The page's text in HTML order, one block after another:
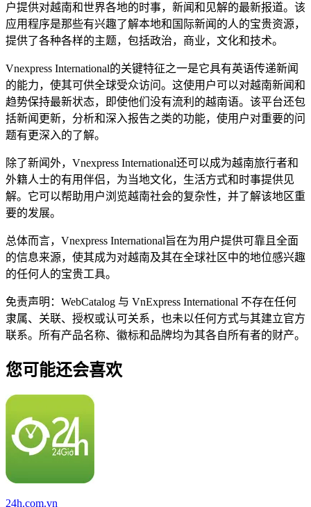
户提供对越南和世界各地的时事，新闻和见解的最新报道。该
应用程序是那些有兴趣了解本地和国际新闻的人的宝贵资源，
提供了各种各样的主题，包括政治，商业，文化和技术。
Vnexpress International的关键特征之一是它具有英语传递新闻
的能力，使其可供全球受众访问。这使用户可以对越南新闻和
趋势保持最新状态，即使他们没有流利的越南语。该平台还包
括新闻更新，分析和深入报告之类的功能，使用户对重要的问
题有更深入的了解。
除了新闻外，Vnexpress International还可以成为越南旅行者和
外籍人士的有用伴侣，为当地文化，生活方式和时事提供见
解。它可以帮助用户浏览越南社会的复杂性，并了解该地区重
要的发展。
总体而言，Vnexpress International旨在为用户提供可靠且全面
的信息来源，使其成为对越南及其在全球社区中的地位感兴趣
的任何人的宝贵工具。
免责声明：WebCatalog 与 VnExpress International 不存在任何
隶属、关联、授权或认可关系，也未以任何方式与其建立官方
联系。所有产品名称、徽标和品牌均为其各自所有者的财产。
您可能还会喜欢
24h.com.vn